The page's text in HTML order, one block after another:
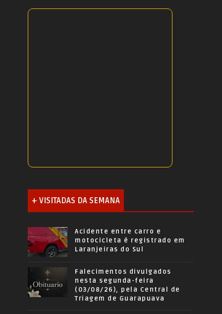
+ VISITADAS DA SEMANA
Acidente entre carro e
motocicleta é registrado em
Laranjeiras do Sul
Falecimentos divulgados
nesta segunda-feira
(03/08/26), pela Central de
Triagem de Guarapuava